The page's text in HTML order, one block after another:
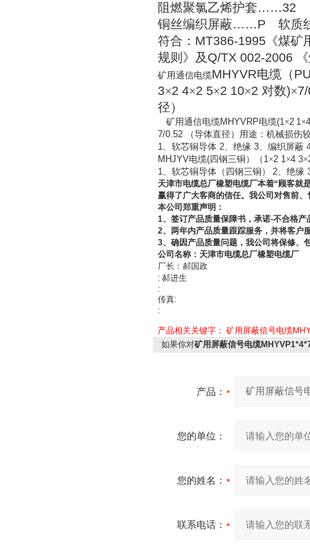
阻燃聚氯乙烯护套……32
铜丝编织屏蔽……P 软质
符合： MT386-1995 《煤
规则》及 Q/TX 002-2006
矿用通信电缆MHYVR电缆（
3×2 4×2 5×2 10×2 对数)×
径）
矿用通信电缆MHYVRP电缆(1×2 1×
7/0.52
（导体直径）用途：机械损伤
1、软芯铜导体 2、绝缘 3、编织屏蔽
MHJYV电缆(四钢三铜）（ 1×2 1×4 3×
1、软芯铜导体（四钢三铜） 2、绝缘
天津市电缆总厂橡塑电缆厂本着“顾客就
赢得了广大客商的信任。我公司对售前
本公司郑重声明：
1、签订产品质量保障书，承诺-不合格产
2、两年内产品质量跟踪服务，并将客户
3、确因产品质量问题，我公司将保修、
公司名称：天津市电缆总厂橡塑电缆厂
厂长：郝国政
: 郝进生
:
传真:
:
产品相关关键字： 矿用屏蔽信号电缆
如果你对矿用屏蔽信号电缆
产品：
您的单位：
您的姓名：
联系电话：